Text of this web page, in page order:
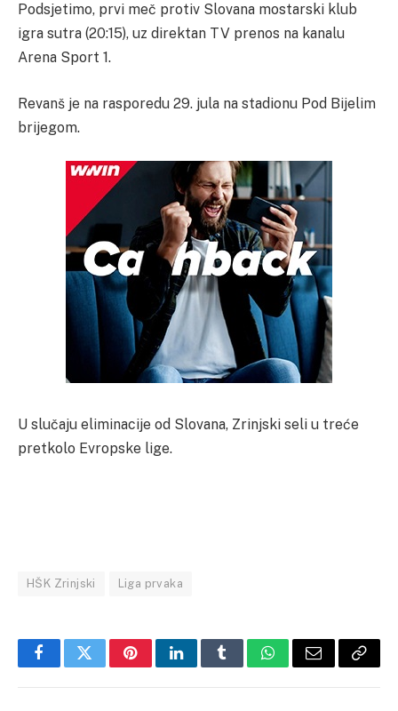
Podsjetimo, prvi meč protiv Slovana mostarski klub
igra sutra (20:15), uz direktan TV prenos na kanalu
Arena Sport 1.
Revanš je na rasporedu 29. jula na stadionu Pod Bijelim
brijegom.
U slučaju eliminacije od Slovana, Zrinjski seli u treće
pretkolo Evropske lige.
HŠK Zrinjski Liga prvaka
FacebookTwitterPinterestLinkedInTumblrWhatsApp
Email Copy